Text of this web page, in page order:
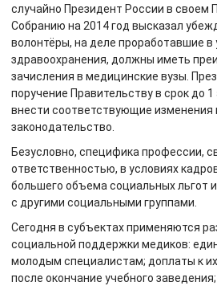
случайно Президент России в своем
Собранию на 2014 год высказал
волонтёры, на деле проработавшие
здравоохранения, должны иметь
зачисления в медицинские вузы.
поручение Правительству в срок до 1
внести соответствующие изменения
законодательство.
Безусловно, специфика профессии,
ответственностью, в условиях
большего объема социальных льгот
с другими социальными группами.
Сегодня в субъектах применяются
социальной поддержки медиков:
молодым специалистам; доплаты к
после окончание учебного